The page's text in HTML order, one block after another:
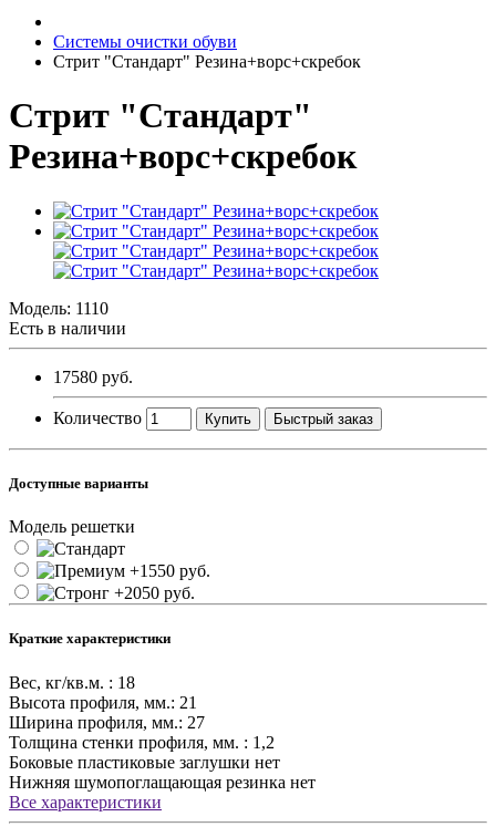
Системы очистки обуви
Стрит "Стандарт" Резина+ворс+скребок
Стрит "Стандарт"
Резина+ворс+скребок
Модель: 1110
Есть в наличии
17580 руб.
Количество Купить Быстрый заказ
Доступные варианты
Модель решетки
Краткие характеристики
Вес, кг/кв.м. : 18
Высота профиля, мм.: 21
Ширина профиля, мм.: 27
Толщина стенки профиля, мм. : 1,2
Боковые пластиковые заглушки нет
Нижняя шумопоглащающая резинка нет
Все характеристики